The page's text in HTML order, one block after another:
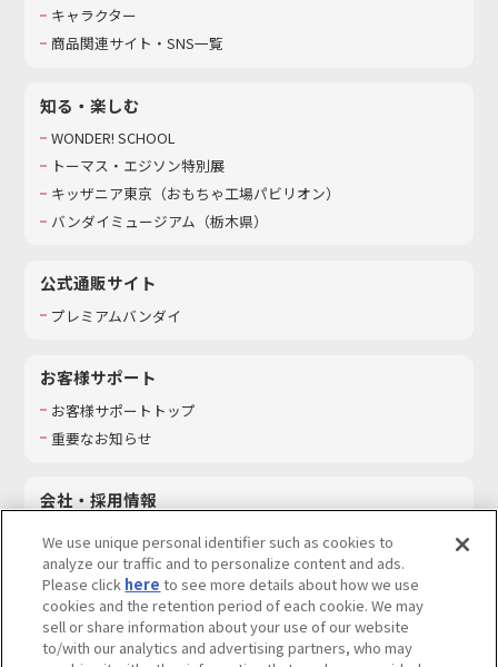
キャラクター
商品関連サイト・SNS一覧
知る・楽しむ
WONDER! SCHOOL
トーマス・エジソン特別展
キッザニア東京（おもちゃ工場パビリオン）​
バンダイミュージアム（栃木県）
公式通販サイト
プレミアムバンダイ
お客様サポート
お客様サポートトップ
重要なお知らせ
会社・採用情報
採用情報
サステナビリティ
お問い合わせ
We use unique personal identifier such as cookies to
analyze our traffic and to personalize content and ads.
Please click here to see more details about how we use
cookies and the retention period of each cookie. We may
sell or share information about your use of our website
to/with our analytics and advertising partners, who may